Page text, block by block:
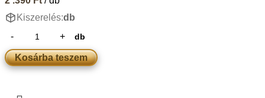
Kiszerelés:db
db
Kosárba teszem